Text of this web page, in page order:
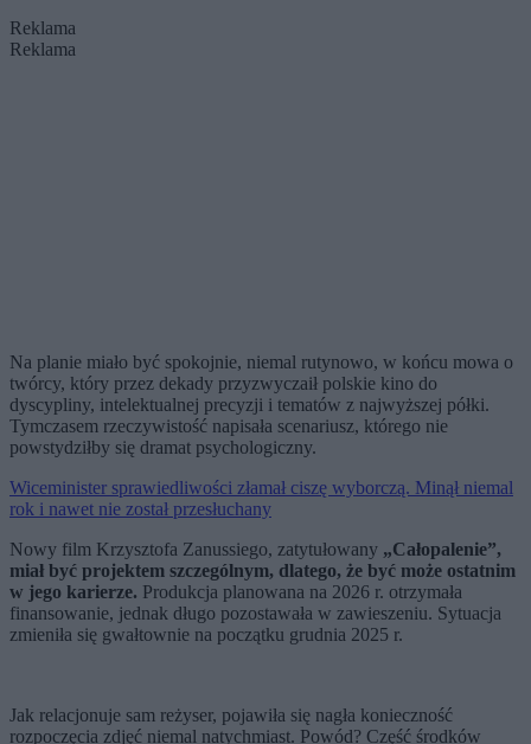
Reklama
Reklama
Na planie miało być spokojnie, niemal rutynowo, w końcu mowa o
twórcy, który przez dekady przyzwyczaił polskie kino do
dyscypliny, intelektualnej precyzji i tematów z najwyższej półki.
Tymczasem rzeczywistość napisała scenariusz, którego nie
powstydziłby się dramat psychologiczny.
Wiceminister sprawiedliwości złamał ciszę wyborczą. Minął niemal
rok i nawet nie został przesłuchany
Nowy film Krzysztofa Zanussiego, zatytułowany „Całopalenie”,
miał być projektem szczególnym, dlatego, że być może ostatnim
w jego karierze. Produkcja planowana na 2026 r. otrzymała
finansowanie, jednak długo pozostawała w zawieszeniu. Sytuacja
zmieniła się gwałtownie na początku grudnia 2025 r.
Jak relacjonuje sam reżyser, pojawiła się nagła konieczność
rozpoczęcia zdjęć niemal natychmiast. Powód? Część środków